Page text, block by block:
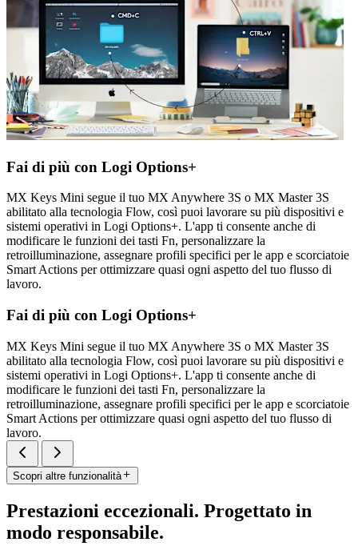
Fai di più con Logi Options+
MX Keys Mini segue il tuo MX Anywhere 3S o MX Master 3S
abilitato alla tecnologia Flow, così puoi lavorare su più dispositivi e
sistemi operativi in Logi Options+. L'app ti consente anche di
modificare le funzioni dei tasti Fn, personalizzare la
retroilluminazione, assegnare profili specifici per le app e scorciatoie
Smart Actions per ottimizzare quasi ogni aspetto del tuo flusso di
lavoro.
Fai di più con Logi Options+
MX Keys Mini segue il tuo MX Anywhere 3S o MX Master 3S
abilitato alla tecnologia Flow, così puoi lavorare su più dispositivi e
sistemi operativi in Logi Options+. L'app ti consente anche di
modificare le funzioni dei tasti Fn, personalizzare la
retroilluminazione, assegnare profili specifici per le app e scorciatoie
Smart Actions per ottimizzare quasi ogni aspetto del tuo flusso di
lavoro.
Scopri altre funzionalità
Prestazioni eccezionali. Progettato in
modo responsabile.